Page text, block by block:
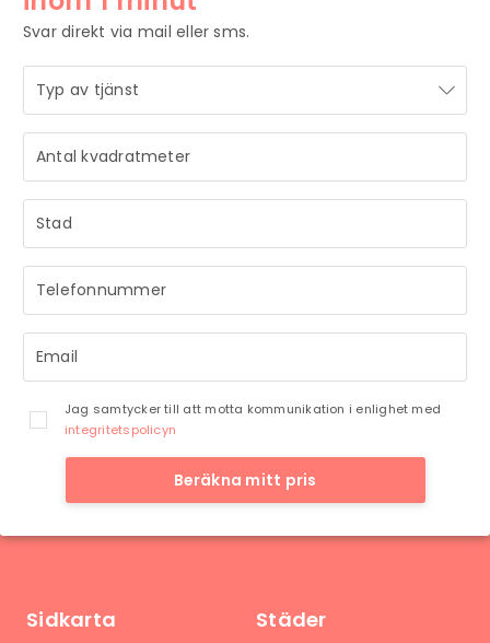
STRÅLANDE!
Ditt meddelande är mottaget och vi återkommer till dig
så snart vi har möjlighet.
Svar direkt via mail eller sms.
Jag samtycker till att motta kommunikation i enlighet med
integritetspolicyn
Beräkna mitt pris
Sidkarta Städer